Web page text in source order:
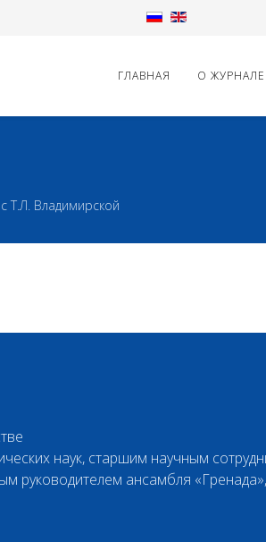
ГЛАВНАЯ О ЖУРНАЛЕ
Т.Л. Владимирской
наук, старшим научным
руководителем ансамбля «Гренада»,